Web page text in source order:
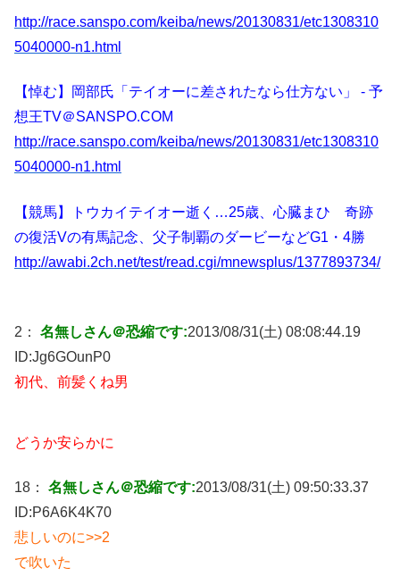
http://race.sanspo.com/keiba/news/20130831/etc1308310
5040000-n1.html
【悼む】岡部氏「テイオーに差されたなら仕方ない」 - 予
想王TV＠SANSPO.COM
http://race.sanspo.com/keiba/news/20130831/etc1308310
5040000-n1.html
【競馬】トウカイテイオー逝く…25歳、心臓まひ 奇跡
の復活Vの有馬記念、父子制覇のダービーなどG1・4勝
http://awabi.2ch.net/test/read.cgi/mnewsplus/1377893734/
2： 名無しさん＠恐縮です:2013/08/31(土) 08:08:44.19
ID:Jg6GOunP0
初代、前髪くね男
どうか安らかに
18： 名無しさん＠恐縮です:2013/08/31(土) 09:50:33.37
ID:P6A6K4K70
悲しいのに>>2
で吹いた